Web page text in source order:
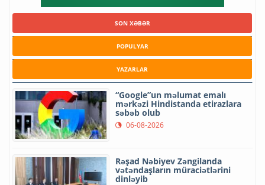
SON XƏBƏR
POPULYAR
YAZARLAR
“Google”un məlumat emalı
mərkəzi Hindistanda etirazlara
səbəb olub
06-08-2026
Rəşad Nəbiyev Zəngilanda
vətəndaşların müraciətlərini
dinləyib